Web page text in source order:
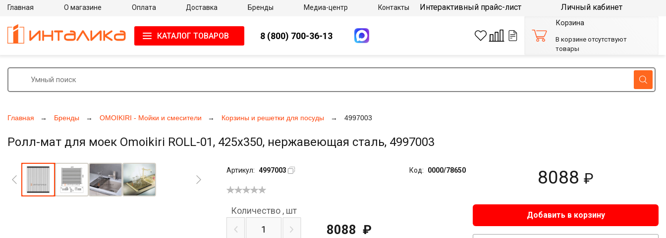
Главная Бренды OMOIKIRI - Мойки и смесители Корзины и решетки для посуды 4997003
Ролл-мат для моек Omoikiri ROLL-01, 425х350, нержавеющая сталь, 4997003
Артикул: 4997003 Код: 0000/78650 8088 ₽
Количество , шт
8088 ₽
Добавить в корзину
Главная О магазине Оплата Доставка Бренды Медиа-центр Контакты Интерактивный прайс-лист Личный кабинет
КАТАЛОГ ТОВАРОВ 8 (800) 700-36-13
Корзина
В корзине отсутствуют
товары